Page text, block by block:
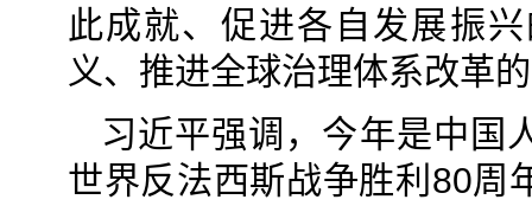
此成就、促进各自发展振
义、推进全球治理体系改革
习近平强调，今年是中国
世界反法西斯战争胜利80周